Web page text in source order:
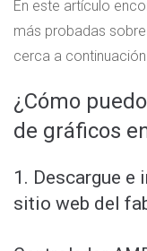
En este artículo
más probadas
cerca a
¿Cómo
de gráficos
1. Descargue
sitio web del